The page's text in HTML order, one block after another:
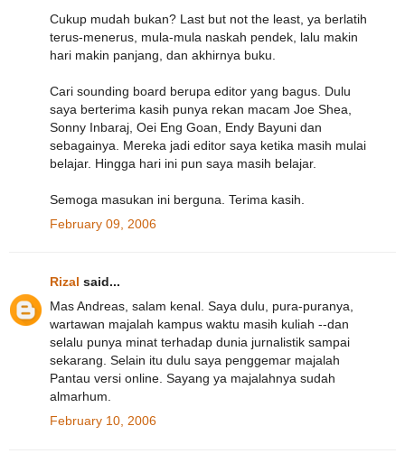
Cukup mudah bukan? Last but not the least, ya berlatih
terus-menerus, mula-mula naskah pendek, lalu makin
hari makin panjang, dan akhirnya buku.
Cari sounding board berupa editor yang bagus. Dulu
saya berterima kasih punya rekan macam Joe Shea,
Sonny Inbaraj, Oei Eng Goan, Endy Bayuni dan
sebagainya. Mereka jadi editor saya ketika masih mulai
belajar. Hingga hari ini pun saya masih belajar.
Semoga masukan ini berguna. Terima kasih.
February 09, 2006
Rizal said...
Mas Andreas, salam kenal. Saya dulu, pura-puranya,
wartawan majalah kampus waktu masih kuliah --dan
selalu punya minat terhadap dunia jurnalistik sampai
sekarang. Selain itu dulu saya penggemar majalah
Pantau versi online. Sayang ya majalahnya sudah
almarhum.
February 10, 2006